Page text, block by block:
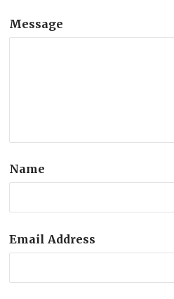
Message
Name
Email Address